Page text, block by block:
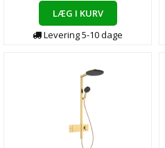
LÆG I KURV
Levering5-10dage